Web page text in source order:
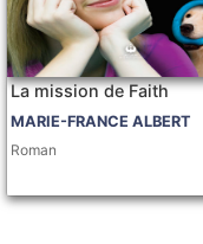
La mission de Faith
MARIE-FRANCE ALBERT
Roman